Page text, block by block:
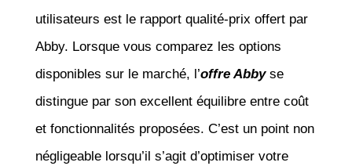
utilisateurs est le rapport qualité-prix offert par
Abby. Lorsque vous comparez les options
disponibles sur le marché, l’offre Abbyse
distingue par son excellent équilibre entre coût
et fonctionnalités proposées. C’est un point non
négligeable lorsqu’il s’agit d’optimiser votre